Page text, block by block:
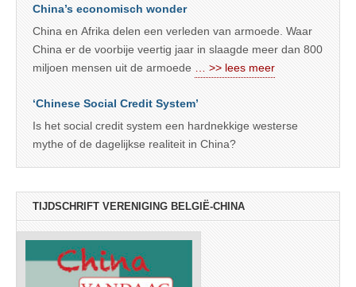
China’s economisch wonder
China en Afrika delen een verleden van armoede. Waar
China er de voorbije veertig jaar in slaagde meer dan 800
miljoen mensen uit de armoede
… >> lees meer
‘Chinese Social Credit System’
Is het social credit system een hardnekkige westerse
mythe of de dagelijkse realiteit in China?
TIJDSCHRIFT VERENIGING BELGIË-CHINA